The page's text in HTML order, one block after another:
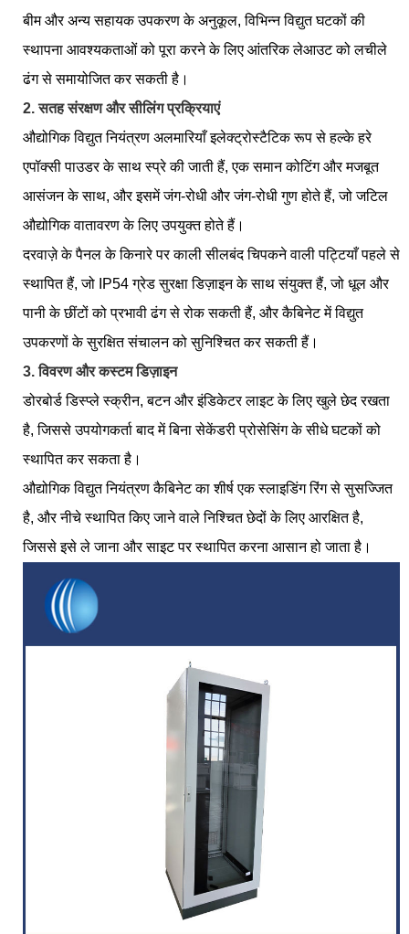
बीम और अन्य सहायक उपकरण के अनुकूल, विभिन्न विद्युत घटकों की
स्थापना आवश्यकताओं को पूरा करने के लिए आंतरिक लेआउट को लचीले
ढंग से समायोजित कर सकती है।
2. सतह संरक्षण और सीलिंग प्रक्रियाएं
औद्योगिक विद्युत नियंत्रण अलमारियाँ इलेक्ट्रोस्टैटिक रूप से हल्के हरे
एपॉक्सी पाउडर के साथ स्प्रे की जाती हैं, एक समान कोटिंग और मजबूत
आसंजन के साथ, और इसमें जंग-रोधी और जंग-रोधी गुण होते हैं, जो जटिल
औद्योगिक वातावरण के लिए उपयुक्त होते हैं।
दरवाज़े के पैनल के किनारे पर काली सीलबंद चिपकने वाली पट्टियाँ पहले से
स्थापित हैं, जो IP54 ग्रेड सुरक्षा डिज़ाइन के साथ संयुक्त हैं, जो धूल और
पानी के छींटों को प्रभावी ढंग से रोक सकती हैं, और कैबिनेट में विद्युत
उपकरणों के सुरक्षित संचालन को सुनिश्चित कर सकती हैं।
3. विवरण और कस्टम डिज़ाइन
डोरबोर्ड डिस्प्ले स्क्रीन, बटन और इंडिकेटर लाइट के लिए खुले छेद रखता
है, जिससे उपयोगकर्ता बाद में बिना सेकेंडरी प्रोसेसिंग के सीधे घटकों को
स्थापित कर सकता है।
औद्योगिक विद्युत नियंत्रण कैबिनेट का शीर्ष एक स्लाइडिंग रिंग से सुसज्जित
है, और नीचे स्थापित किए जाने वाले निश्चित छेदों के लिए आरक्षित है,
जिससे इसे ले जाना और साइट पर स्थापित करना आसान हो जाता है।